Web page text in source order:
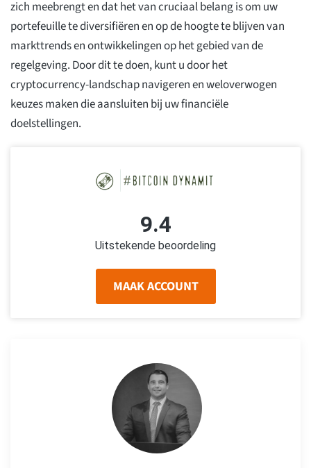
zich meebrengt en dat het van cruciaal belang is om uw
portefeuille te diversifiëren en op de hoogte te blijven van
markttrends en ontwikkelingen op het gebied van de
regelgeving. Door dit te doen, kunt u door het
cryptocurrency-landschap navigeren en weloverwogen
keuzes maken die aansluiten bij uw financiële
doelstellingen.
9.4
Uitstekende beoordeling
MAAK ACCOUNT